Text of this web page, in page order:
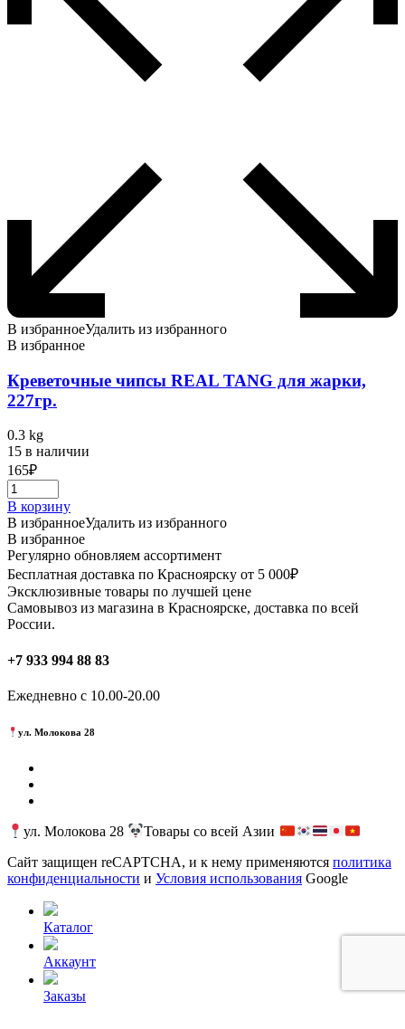
В избранноеУдалить из избранного
В избранное
Креветочные чипсы REAL TANG для жарки,
227гр.
0.3 kg
15 в наличии
165₽
В корзину
В избранноеУдалить из избранного
В избранное
Регулярно обновляем ассортимент
Бесплатная доставка по Красноярску от 5 000₽
Эксклюзивные товары по лучшей цене
Самовывоз из магазина в Красноярске, доставка по всей
России.
+7 933 994 88 83
Ежедневно с 10.00-20.00
ул. Молокова 28
ул. Молокова 28
Товары со всей Азии
Сайт защищен reCAPTCHA, и к нему применяются политика
конфиденциальности и Условия использования Google
Каталог
Аккаунт
Заказы